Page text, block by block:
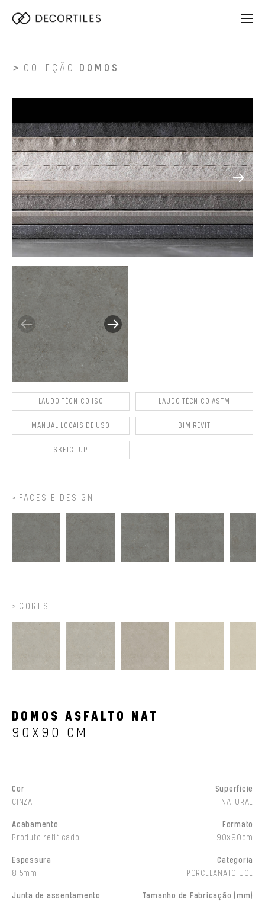
COLEÇÃO DOMOS
LAUDO TÉCNICO ISO LAUDO TÉCNICO ASTM
MANUAL LOCAIS DE USO BIM REVIT
SKETCHUP
FACES E DESIGN
CORES
DOMOS ASFALTO NAT
90X90 CM
Cor
CINZA
Superfície
NATURAL
Acabamento
Produto retificado
Formato
90x90cm
Espessura
8,5mm
Categoria
PORCELANATO UGL
Junta de assentamento
Tamanho de Fabricação (mm)